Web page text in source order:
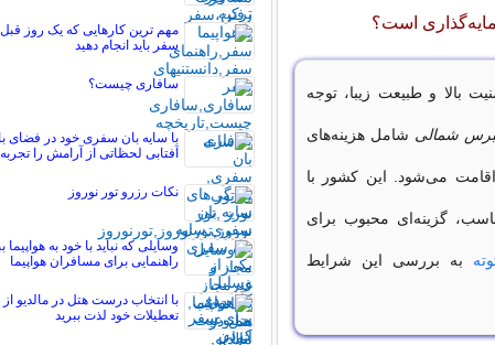
است؟
بالا و طبیعت زیبا، توجه
شمالی شامل هزینه‌های
می‌شود. این کشور با
گزینه‌ای محبوب برای
به بررسی این شرایط
مهم ترین کارهایی که یک روز قبل
سفر باید انجام دهید
سافاری چیست؟
با سایه بان سفری خود در فضای
آفتابی لحظاتی از آرامش را
نکات رزرو تور نوروز
وسایلی که نباید با خود به هواپیما
راهنمایی برای مسافران هواپیما
با انتخاب درست هتل در مالدیو از
تعطیلات خود لذت ببرید